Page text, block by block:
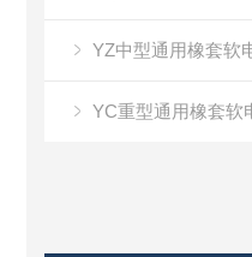
YZ中型通用橡套软
YC重型通用橡套软